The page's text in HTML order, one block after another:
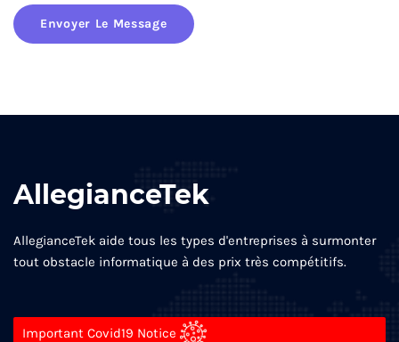
Envoyer Le Message
AllegianceTek
AllegianceTek aide tous les types d'entreprises à surmonter
tout obstacle informatique à des prix très compétitifs.
Important Covid19 Notice